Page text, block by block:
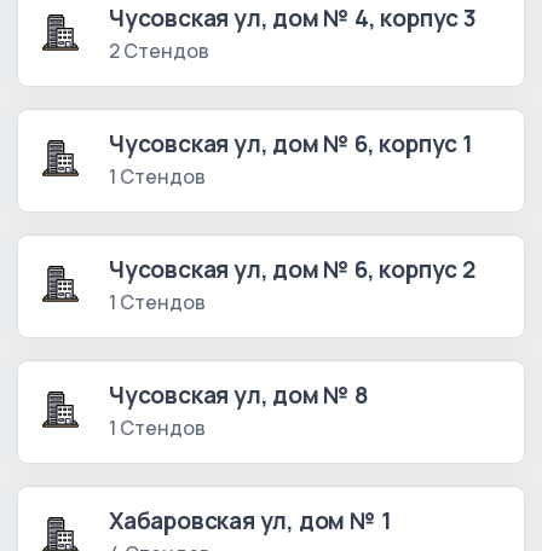
Чусовская ул, дом № 4, корпус 3
2 Стендов
Чусовская ул, дом № 6, корпус 1
1 Стендов
Чусовская ул, дом № 6, корпус 2
1 Стендов
Чусовская ул, дом № 8
1 Стендов
Хабаровская ул, дом № 1